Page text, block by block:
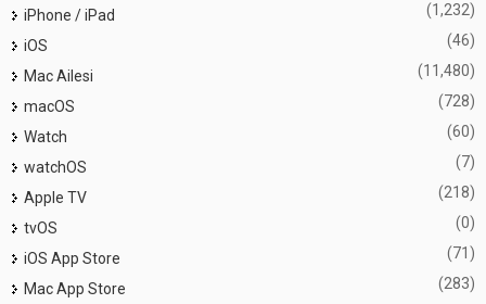
iPhone / iPad
(1,232)
iOS (46)
Mac Ailesi (11,480)
macOS (728)
Watch (60)
watchOS (7)
Apple TV (218)
tvOS (0)
iOS App Store (71)
Mac App Store (283)